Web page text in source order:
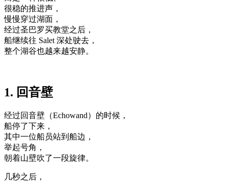
很稳的推进声，
慢慢穿过湖面，
经过圣巴罗买教堂之后，
船继续往 Salet 深处驶去，
整个湖谷也越来越安静。
1. 回音壁
经过回音壁（Echowand）的时候，
船停了下来，
其中一位船员站到船边，
举起号角，
朝着山壁吹了一段旋律。
几秒之后，